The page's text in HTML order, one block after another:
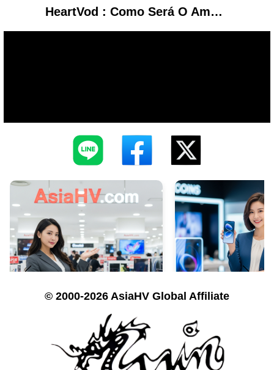
HeartVod : Como Será O Amanhã Jefte Santos | Cover Heryka Nascimento
© 2000-2026 AsiaHV Global Affiliate